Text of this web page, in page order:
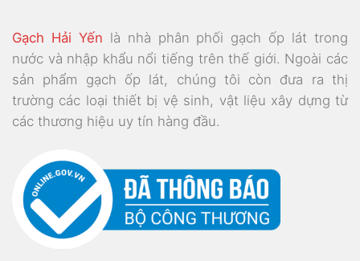
Gạch Hải Yến là nhà phân phối gạch ốp lát trong
nước và nhập khẩu nổi tiếng trên thế giới. Ngoài các
sản phẩm gạch ốp lát, chúng tôi còn đưa ra thị
trường các loại thiết bị vệ sinh, vật liệu xây dựng từ
các thương hiệu uy tín hàng đầu.